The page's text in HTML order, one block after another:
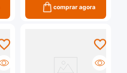
comprar agora